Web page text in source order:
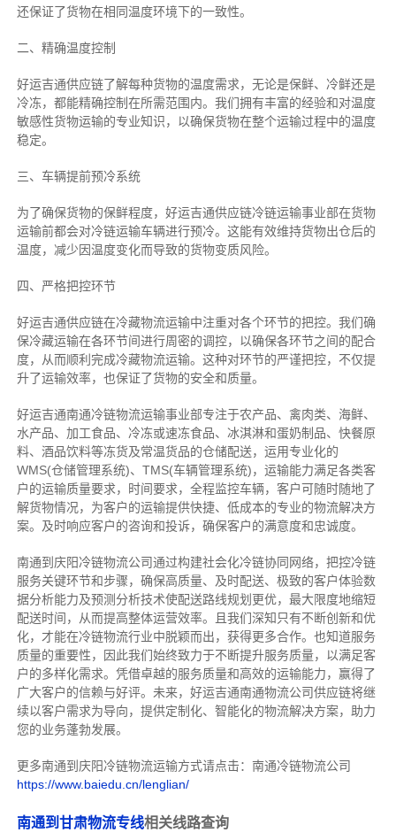
还保证了货物在相同温度环境下的一致性。
二、 精确温度控制
好运吉通供应链了解每种货物的温度需求，无论是保鲜、冷鲜还是
冷冻，都能精确控制在所需范围内。我们拥有丰富的经验和对温度
敏感性货物运输的专业知识，以确保货物在整个运输过程中的温度
稳定。
三、车辆提前预冷系统
为了确保货物的保鲜程度，好运吉通供应链冷链运输事业部在货物
运输前都会对冷链运输车辆进行预冷。这能有效维持货物出仓后的
温度，减少因温度变化而导致的货物变质风险。
四、严格把控环节
好运吉通供应链在冷藏物流运输中注重对各个环节的把控。我们确
保冷藏运输在各环节间进行周密的调控，以确保各环节之间的配合
度，从而顺利完成冷藏物流运输。这种对环节的严谨把控，不仅提
升了运输效率，也保证了货物的安全和质量。
好运吉通南通冷链物流运输事业部专注于农产品、禽肉类、海鲜、
水产品、加工食品、冷冻或速冻食品、冰淇淋和蛋奶制品、快餐原
料、酒品饮料等冻货及常温货品的仓储配送，运用专业化的
WMS(仓储管理系统)、TMS(车辆管理系统)，运输能力满足各类客
户的运输质量要求，时间要求，全程监控车辆，客户可随时随地了
解货物情况，为客户的运输提供快捷、低成本的专业的物流解决方
案。及时响应客户的咨询和投诉，确保客户的满意度和忠诚度。
南通到庆阳冷链物流公司通过构建社会化冷链协同网络，把控冷链
服务关键环节和步骤，确保高质量、及时配送、极致的客户体验数
据分析能力及预测分析技术使配送路线规划更优，最大限度地缩短
配送时间，从而提高整体运营效率。且 我们深知 只有不断创新和优
化，才能在冷链物流行业中脱颖而出，获得更多合作。也知道服务
质量的重要性，因此我们始终致力于不断提升服务质量，以满足客
户的多样化需求。 凭借卓越的服务质量和高效的运输能力，赢得了
广大客户的信赖与好评。 未来，好运吉通南通物流公司供应链将继
续以客户需求为导向，提供定制化、智能化的物流解决方案，助力
您的业务蓬勃发展。
更多南通到庆阳冷链物流运输方式请点击：南通冷链物流公司
https://www.baiedu.cn/lenglian/
南通到甘肃物流专线相关线路查询